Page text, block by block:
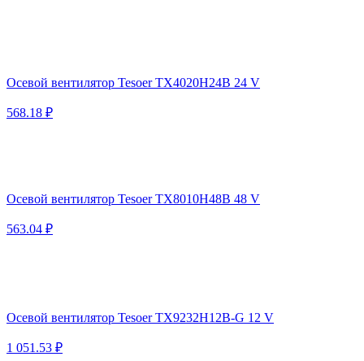
Осевой вентилятор Tesoer TX4020H24B 24 V
568.18 ₽
Осевой вентилятор Tesoer TX8010H48B 48 V
563.04 ₽
Осевой вентилятор Tesoer TX9232H12B-G 12 V
1 051.53 ₽